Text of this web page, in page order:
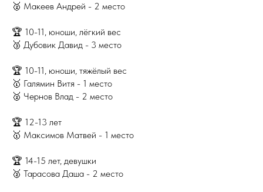
🥈 Макеев Андрей - 2 место
🏆 10-11, юноши, лёгкий вес
🥉 Дубовик Давид - 3 место
🏆 10-11, юноши, тяжёлый вес
🥇 Галямин Витя - 1 место
🥈 Чернов Влад - 2 место
🏆 12-13 лет
🥇 Максимов Матвей - 1 место
🏆 14-15 лет, девушки
🥈 Тарасова Даша - 2 место